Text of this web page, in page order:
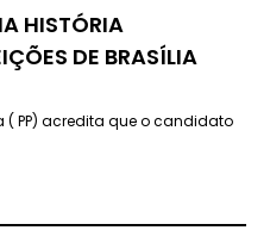
HISTÓRIA
DE BRASÍLIA
( PP) acredita que o candidato